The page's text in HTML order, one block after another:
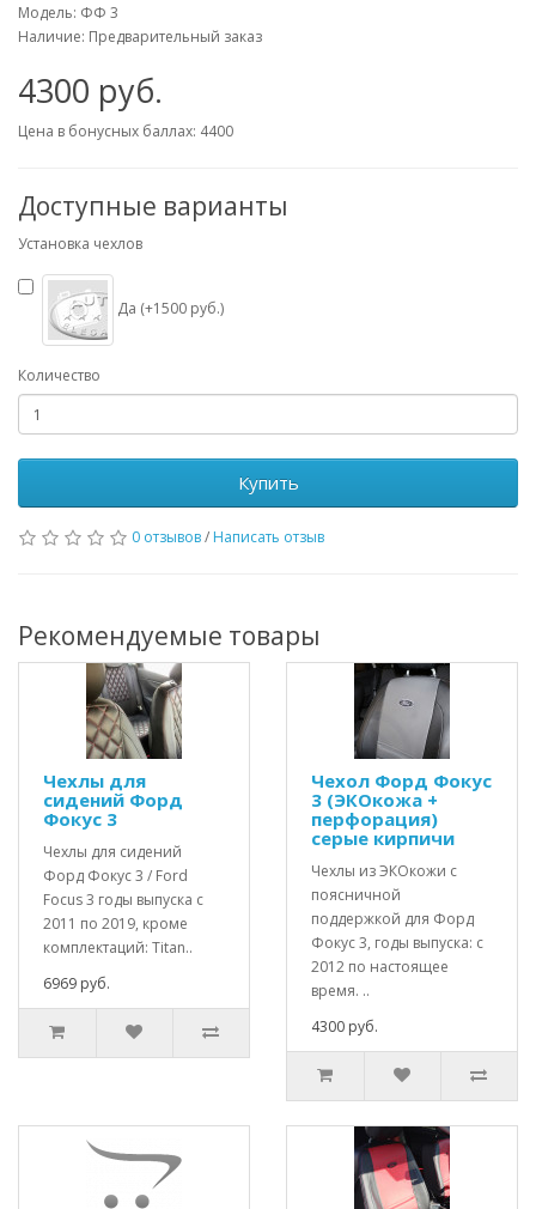
Модель: ФФ 3
Наличие: Предварительный заказ
4300 руб.
Цена в бонусных баллах: 4400
Доступные варианты
Установка чехлов
Да (+1500 руб.)
Количество
Купить
0 отзывов/ Написать отзыв
Рекомендуемые товары
Чехлы для
сидений Форд
Фокус 3
Чехлы для сидений
Форд Фокус 3 / Ford
Focus 3 годы выпуска с
2011 по 2019, кроме
комплектаций: Titan..
6969 руб.
Чехол Форд Фокус
3 (ЭКОкожа +
перфорация)
серые кирпичи
Чехлы из ЭКОкожи с
поясничной
поддержкой для Форд
Фокус 3, годы выпуска: с
2012 по настоящее
время. ..
4300 руб.